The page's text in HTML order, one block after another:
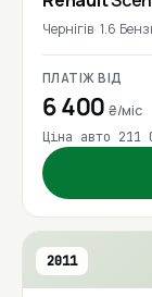
Чернігів 1.6
ПЛАТІЖ ВІД
6 400₴/міс
Ціна авто 211
2011